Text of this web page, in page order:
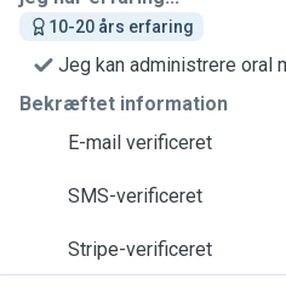
10-20 års erfaring
Jeg kan administrere oral
Bekræftet information
E-mail verificeret
SMS-verificeret
Stripe-verificeret